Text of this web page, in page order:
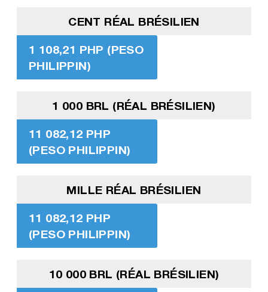
CENT RÉAL BRÉSILIEN
1 108,21 PHP (PESO
PHILIPPIN)
1 000 BRL (RÉAL BRÉSILIEN)
11 082,12 PHP
(PESO PHILIPPIN)
MILLE RÉAL BRÉSILIEN
11 082,12 PHP
(PESO PHILIPPIN)
10 000 BRL (RÉAL BRÉSILIEN)